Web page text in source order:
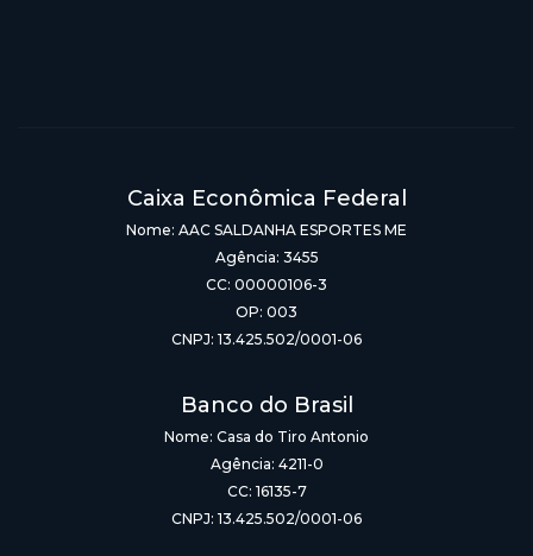
Caixa Econômica Federal
Nome: AAC SALDANHA ESPORTES ME
Agência: 3455
CC: 00000106-3
OP: 003
CNPJ: 13.425.502/0001-06
Banco do Brasil
Nome: Casa do Tiro Antonio
Agência: 4211-0
CC: 16135-7
CNPJ: 13.425.502/0001-06